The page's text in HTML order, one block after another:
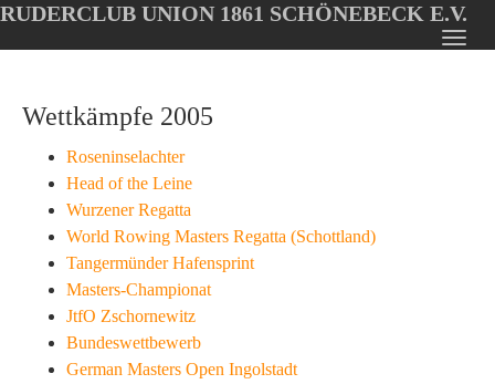
Oops, an error occurred! Code: 2026080519030347666921
main
RUDERCLUB UNION 1861 SCHÖNEBECK E.V.
Wettkämpfe 2005
Roseninselachter
Head of the Leine
Wurzener Regatta
World Rowing Masters Regatta (Schottland)
Tangermünder Hafensprint
Masters-Championat
JtfO Zschornewitz
Bundeswettbewerb
German Masters Open Ingolstadt